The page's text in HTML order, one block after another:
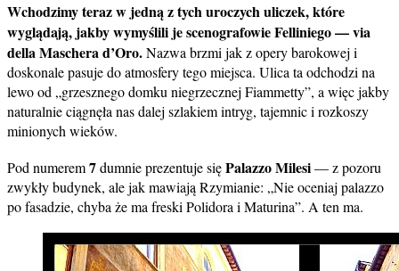
Wchodzimy teraz w jedną z tych uroczych uliczek, które
wyglądają, jakby wymyślili je scenografowie Felliniego — via
della Maschera d’Oro.Nazwa brzmi jak z opery barokowej i
doskonale pasuje do atmosfery tego miejsca. Ulica ta odchodzi na
lewo od „grzesznego domku niegrzecznej Fiammetty”, a więc jakby
naturalnie ciągnęła nas dalej szlakiem intryg, tajemnic i rozkoszy
minionych wieków.
Pod numerem7dumnie prezentuje sięPalazzo Milesi— z pozoru
zwykły budynek, ale jak mawiają Rzymianie: „Nie oceniaj palazzo
po fasadzie, chyba że ma freski Polidora i Maturina”. A ten ma.